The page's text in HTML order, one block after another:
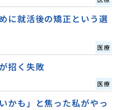
に就活後の矯正という選
医療
招く失敗
医療
かも」と焦った私がやっ